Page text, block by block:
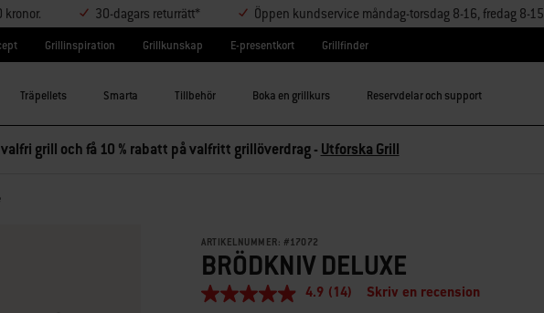
kronor. 30-dagars returrätt* Öppen kundservice måndag-torsdag 8-16, fredag 8-15
Grillinspiration Grillkunskap E-presentkort Grillfinder
Träpellets Smarta Tillbehör Boka en grillkurs Reservdelar och support
grill och få 10 % rabatt på valfritt grillöverdrag - Utforska Grill
ARTIKELNUMMER: #17072
BRÖDKNIV DELUXE
4.9
4.9 (14) Skriv en recension